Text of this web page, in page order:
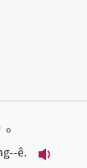
ê.